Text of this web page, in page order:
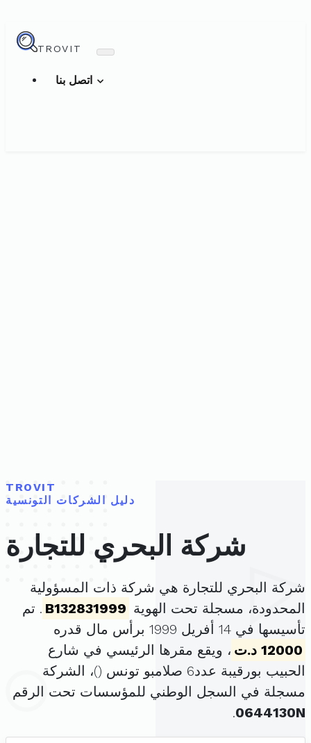
TROVIT
TROVIT
دليل الشركات التونسية
شركة البحري للتجارة
شركة البحري للتجارة هي شركة ذات المسؤولية
المحدودة، مسجلة تحت الهوية B132831999 . تم
تأسيسها في 14 أفريل 1999 برأس مال قدره
12000 د.ت
، ويقع مقرها الرئيسي في شارع
الحبيب بورقيبة عدد6 صلامبو تونس (
)، الشركة
مسجلة في السجل الوطني للمؤسسات تحت الرقم
0644130N
.